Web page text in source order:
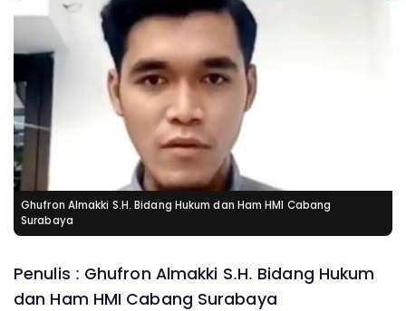
Ghufron Almakki S.H. Bidang Hukum dan Ham HMI Cabang
Surabaya
Penulis : Ghufron Almakki S.H. Bidang Hukum
dan Ham HMI Cabang Surabaya